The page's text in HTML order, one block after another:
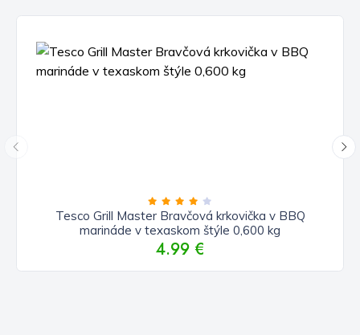
Tesco Grill Master Bravčová krkovička v BBQ
marináde v texaskom štýle 0,600 kg
4.99 €